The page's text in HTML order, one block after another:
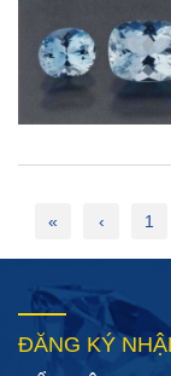
« ‹ 1
ĐĂNG KÝ